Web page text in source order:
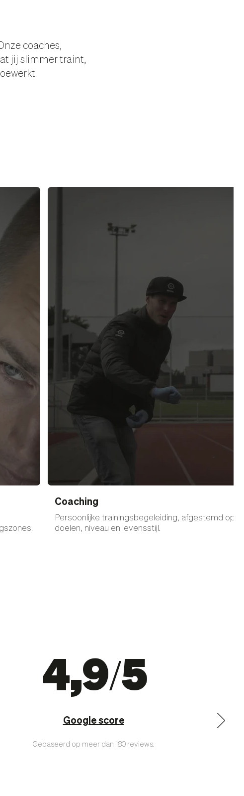
coaches,
jij slimmer traint,
Coaching
Persoonlijke trainingsbegeleiding, afgestemd op
doelen, niveau en levensstijl.
4,9/5
Google score
Gebaseerd op meer dan 180 reviews.